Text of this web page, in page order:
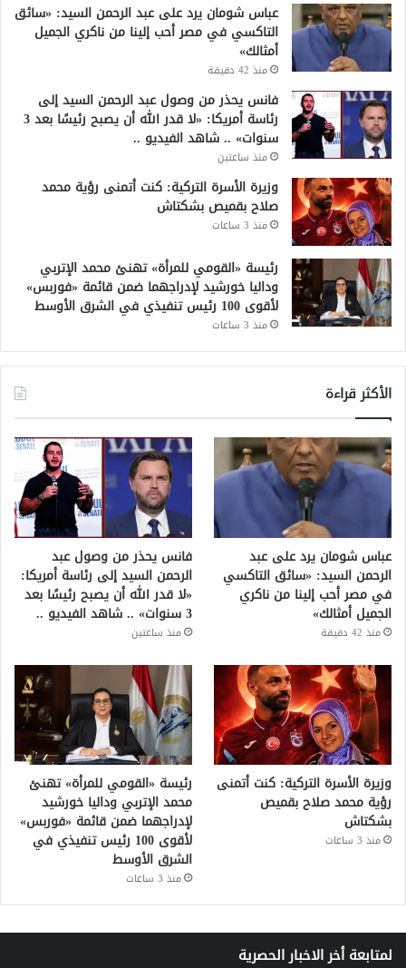
عباس شومان يرد على عبد الرحمن السيد: «سائق
التاكسي في مصر أحب إلينا من ناكري الجميل
أمثالك»
منذ 42 دقيقة
فانس يحذر من وصول عبد الرحمن السيد إلى
رئاسة أمريكا: «لا قدر الله أن يصبح رئيسًا بعد 3
سنوات» .. شاهد الفيديو ..
منذ ساعتين
وزيرة الأسرة التركية: كنت أتمنى رؤية محمد
صلاح بقميص بشكتاش
منذ 3 ساعات
رئيسة «القومي للمرأة» تهنئ محمد الإتربي
وداليا خورشيد لإدراجهما ضمن قائمة «فوربس»
لأقوى 100 رئيس تنفيذي في الشرق الأوسط
منذ 3 ساعات
الأكثر قراءة
عباس شومان يرد على عبد
الرحمن السيد: «سائق التاكسي
في مصر أحب إلينا من ناكري
الجميل أمثالك»
منذ 42 دقيقة
فانس يحذر من وصول عبد
الرحمن السيد إلى رئاسة أمريكا:
«لا قدر الله أن يصبح رئيسًا بعد
3 سنوات» .. شاهد الفيديو ..
منذ ساعتين
وزيرة الأسرة التركية: كنت أتمنى
رؤية محمد صلاح بقميص
بشكتاش
منذ 3 ساعات
رئيسة «القومي للمرأة» تهنئ
محمد الإتربي وداليا خورشيد
لإدراجهما ضمن قائمة «فوربس»
لأقوى 100 رئيس تنفيذي في
الشرق الأوسط
منذ 3 ساعات
لمتابعة أخر الاخبار الحصرية